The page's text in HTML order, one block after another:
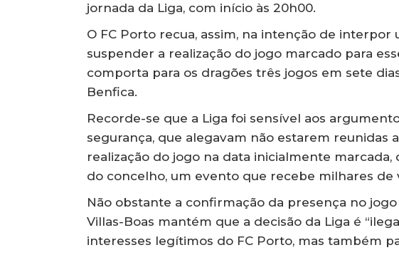
jornada da Liga, com início às 20h00.
O FC Porto recua, assim, na intenção de
suspender a realização do jogo marcado para
comporta para os dragões três jogos em sete
Benfica.
Recorde-se que a Liga foi sensível aos
segurança, que alegavam não estarem reunidas
realização do jogo na data inicialmente
do concelho, um evento que recebe milhares de
Não obstante a confirmação da presença no
Villas-Boas mantém que a decisão da Liga é
interesses legítimos do FC Porto, mas também